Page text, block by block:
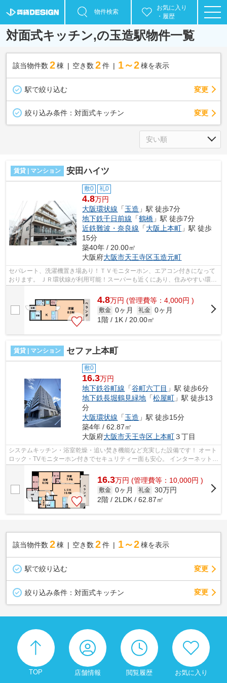
物件検索
お気に入り
・履歴
対面式キッチン,の玉造駅物件一覧
該当物件数 2棟 空き数 2 件 1～2 棟を表示
駅で絞り込む 変更
絞り込み条件： 対面式キッチン 変更
賃貸 | マンション 安田ハイツ
敷0 礼0
4.8万円
大阪環状線 「玉造 」駅 徒歩7分
地下鉄千日前線 「鶴橋 」駅 徒歩7分
近鉄難波・奈良線 「大阪上本町 」駅 徒歩
15分
築40年 / 20.00㎡
大阪府大阪市天王寺区玉造元町
セパレート、洗濯機置き場あり！ＴＶモニターホン、エアコン付きになって
おります。 ＪＲ環状線が利用可能！スーパーも近くにあり、住みやすい環境
になっております。 ■□■□■□■□■□■□■...
4.8万円 (管理費等：4,000円 )
敷金 0ヶ月 礼金 0ヶ月
1階 / 1K / 20.00㎡
賃貸 | マンション セファ上本町
敷0
16.3万円
地下鉄谷町線 「谷町六丁目 」駅 徒歩6分
地下鉄長堀鶴見緑地 「松屋町 」駅 徒歩13
分
大阪環状線 「玉造 」駅 徒歩15分
築4年 / 62.87㎡
大阪府大阪市天王寺区上本町３丁目
システムキッチン・浴室乾燥・追い焚き機能など充実した設備です！ オート
ロック・TVモニターホン付きでセキュリティー面も安心。 インターネットも
16.3万円 (管理費等：10,000円 )
敷金 0ヶ月 礼金 30万円
2階 / 2LDK / 62.87㎡
該当物件数 2棟 空き数 2 件 1～2 棟を表示
駅で絞り込む 変更
絞り込み条件： 対面式キッチン 変更
TOP 店舗情報 閲覧履歴 お気に入り